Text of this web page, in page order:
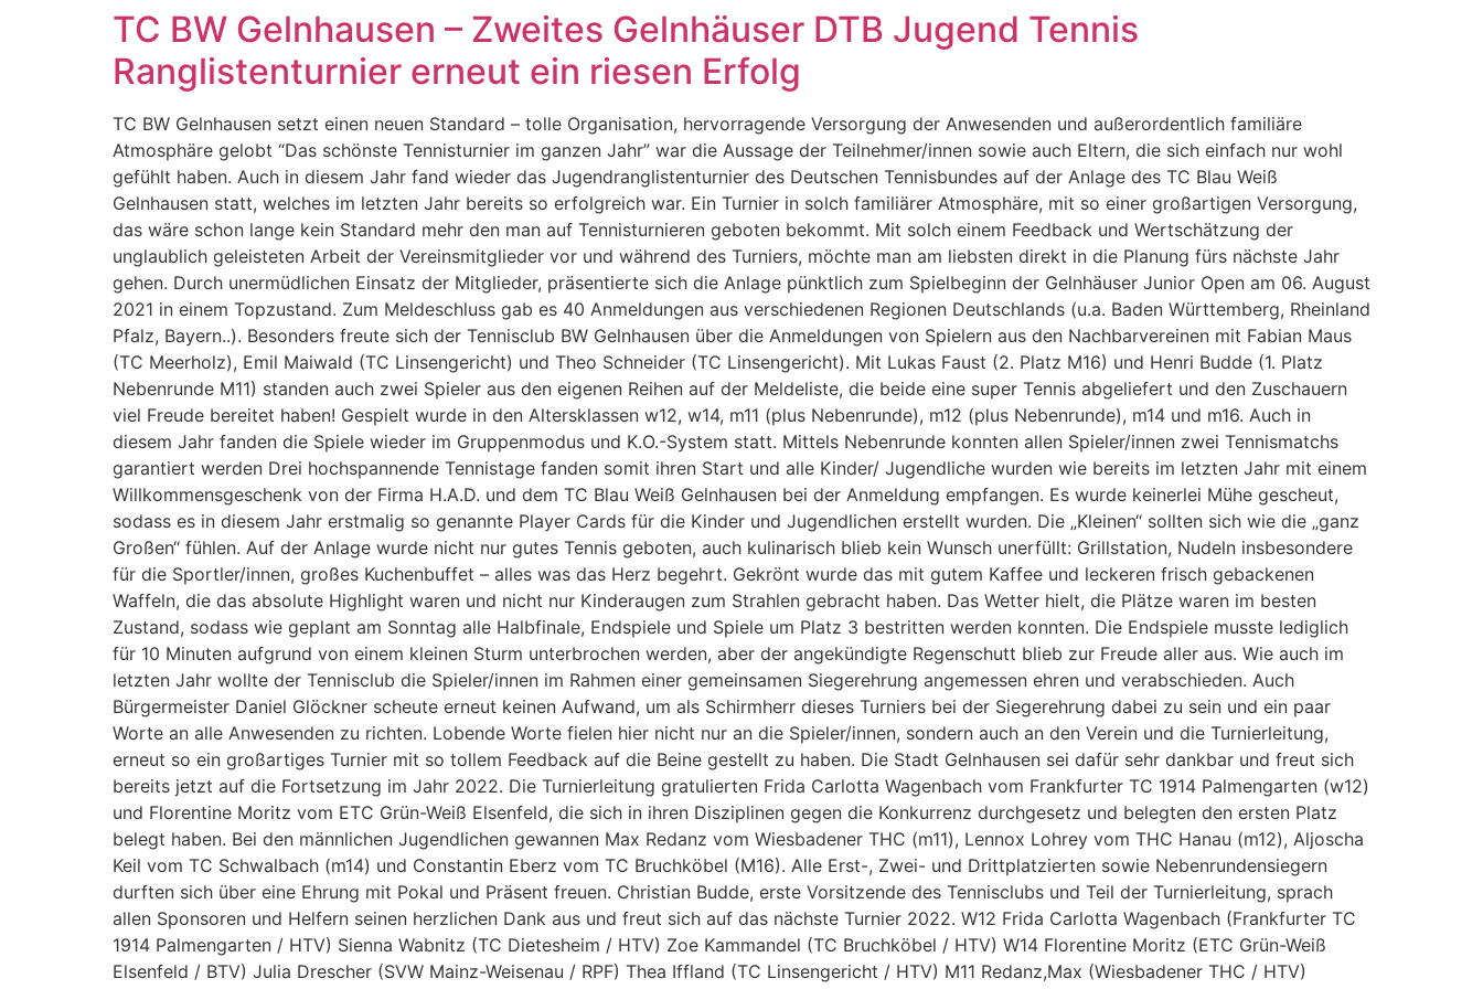
TC BW Gelnhausen – Zweites Gelnhäuser DTB Jugend Tennis
Ranglistenturnier erneut ein riesen Erfolg
TC BW Gelnhausen setzt einen neuen Standard – tolle Organisation, hervorragende Versorgung der Anwesenden und außerordentlich familiäre
Atmosphäre gelobt “Das schönste Tennisturnier im ganzen Jahr” war die Aussage der Teilnehmer/innen sowie auch Eltern, die sich einfach nur wohl
gefühlt haben. Auch in diesem Jahr fand wieder das Jugendranglistenturnier des Deutschen Tennisbundes auf der Anlage des TC Blau Weiß
Gelnhausen statt, welches im letzten Jahr bereits so erfolgreich war. Ein Turnier in solch familiärer Atmosphäre, mit so einer großartigen Versorgung,
das wäre schon lange kein Standard mehr den man auf Tennisturnieren geboten bekommt. Mit solch einem Feedback und Wertschätzung der
unglaublich geleisteten Arbeit der Vereinsmitglieder vor und während des Turniers, möchte man am liebsten direkt in die Planung fürs nächste Jahr
gehen. Durch unermüdlichen Einsatz der Mitglieder, präsentierte sich die Anlage pünktlich zum Spielbeginn der Gelnhäuser Junior Open am 06. August
2021 in einem Topzustand. Zum Meldeschluss gab es 40 Anmeldungen aus verschiedenen Regionen Deutschlands (u.a. Baden Württemberg, Rheinland
Pfalz, Bayern..). Besonders freute sich der Tennisclub BW Gelnhausen über die Anmeldungen von Spielern aus den Nachbarvereinen mit Fabian Maus
(TC Meerholz), Emil Maiwald (TC Linsengericht) und Theo Schneider (TC Linsengericht). Mit Lukas Faust (2. Platz M16) und Henri Budde (1. Platz
Nebenrunde M11) standen auch zwei Spieler aus den eigenen Reihen auf der Meldeliste, die beide eine super Tennis abgeliefert und den Zuschauern
viel Freude bereitet haben! Gespielt wurde in den Altersklassen w12, w14, m11 (plus Nebenrunde), m12 (plus Nebenrunde), m14 und m16. Auch in
diesem Jahr fanden die Spiele wieder im Gruppenmodus und K.O.-System statt. Mittels Nebenrunde konnten allen Spieler/innen zwei Tennismatchs
garantiert werden Drei hochspannende Tennistage fanden somit ihren Start und alle Kinder/ Jugendliche wurden wie bereits im letzten Jahr mit einem
Willkommensgeschenk von der Firma H.A.D. und dem TC Blau Weiß Gelnhausen bei der Anmeldung empfangen. Es wurde keinerlei Mühe gescheut,
sodass es in diesem Jahr erstmalig so genannte Player Cards für die Kinder und Jugendlichen erstellt wurden. Die „Kleinen“ sollten sich wie die „ganz
Großen“ fühlen. Auf der Anlage wurde nicht nur gutes Tennis geboten, auch kulinarisch blieb kein Wunsch unerfüllt: Grillstation, Nudeln insbesondere
für die Sportler/innen, großes Kuchenbuffet – alles was das Herz begehrt. Gekrönt wurde das mit gutem Kaffee und leckeren frisch gebackenen
Waffeln, die das absolute Highlight waren und nicht nur Kinderaugen zum Strahlen gebracht haben. Das Wetter hielt, die Plätze waren im besten
Zustand, sodass wie geplant am Sonntag alle Halbfinale, Endspiele und Spiele um Platz 3 bestritten werden konnten. Die Endspiele musste lediglich
für 10 Minuten aufgrund von einem kleinen Sturm unterbrochen werden, aber der angekündigte Regenschutt blieb zur Freude aller aus. Wie auch im
letzten Jahr wollte der Tennisclub die Spieler/innen im Rahmen einer gemeinsamen Siegerehrung angemessen ehren und verabschieden. Auch
Bürgermeister Daniel Glöckner scheute erneut keinen Aufwand, um als Schirmherr dieses Turniers bei der Siegerehrung dabei zu sein und ein paar
Worte an alle Anwesenden zu richten. Lobende Worte fielen hier nicht nur an die Spieler/innen, sondern auch an den Verein und die Turnierleitung,
erneut so ein großartiges Turnier mit so tollem Feedback auf die Beine gestellt zu haben. Die Stadt Gelnhausen sei dafür sehr dankbar und freut sich
bereits jetzt auf die Fortsetzung im Jahr 2022. Die Turnierleitung gratulierten Frida Carlotta Wagenbach vom Frankfurter TC 1914 Palmengarten (w12)
und Florentine Moritz vom ETC Grün-Weiß Elsenfeld, die sich in ihren Disziplinen gegen die Konkurrenz durchgesetz und belegten den ersten Platz
belegt haben. Bei den männlichen Jugendlichen gewannen Max Redanz vom Wiesbadener THC (m11), Lennox Lohrey vom THC Hanau (m12), Aljoscha
Keil vom TC Schwalbach (m14) und Constantin Eberz vom TC Bruchköbel (M16). Alle Erst-, Zwei- und Drittplatzierten sowie Nebenrundensiegern
durften sich über eine Ehrung mit Pokal und Präsent freuen. Christian Budde, erste Vorsitzende des Tennisclubs und Teil der Turnierleitung, sprach
allen Sponsoren und Helfern seinen herzlichen Dank aus und freut sich auf das nächste Turnier 2022. W12 Frida Carlotta Wagenbach (Frankfurter TC
1914 Palmengarten / HTV) Sienna Wabnitz (TC Dietesheim / HTV) Zoe Kammandel (TC Bruchköbel / HTV) W14 Florentine Moritz (ETC Grün-Weiß
Elsenfeld / BTV) Julia Drescher (SVW Mainz-Weisenau / RPF) Thea Iffland (TC Linsengericht / HTV) M11 Redanz,Max (Wiesbadener THC / HTV)